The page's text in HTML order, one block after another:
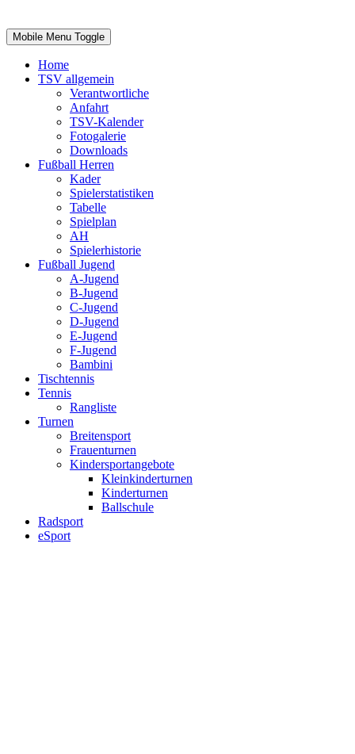
Mobile Menu Toggle
Home
TSV allgemein
Verantwortliche
Anfahrt
TSV-Kalender
Fotogalerie
Downloads
Fußball Herren
Kader
Spielerstatistiken
Tabelle
Spielplan
AH
Spielerhistorie
Fußball Jugend
A-Jugend
B-Jugend
C-Jugend
D-Jugend
E-Jugend
F-Jugend
Bambini
Tischtennis
Tennis
Rangliste
Turnen
Breitensport
Frauenturnen
Kindersportangebote
Kleinkinderturnen
Kinderturnen
Ballschule
Radsport
eSport